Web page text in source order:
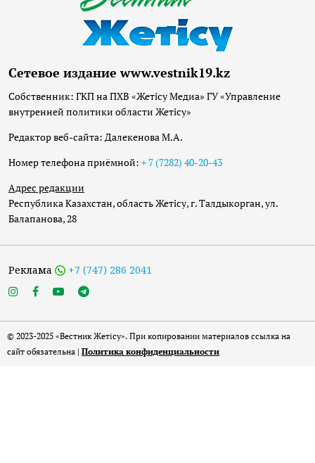
Сетевое издание www.vestnik19.kz
Собственник: ГКП на ПХВ «Жетісу Медиа» ГУ «Управление
внутренней политики области Жетісу»
Редактор веб-сайта: Далекенова М.А.
Номер телефона приёмной: + 7 (7282) 40-20-43
Адрес редакции
Республика Казахстан, область Жетісу, г. Талдыкорган, ул.
Балапанова, 28
Реклама +7 (747) 286 2041
© 2023-2025 «Вестник Жетісу». При копировании материалов ссылка на
сайт обязательна | Политика конфиденциальности